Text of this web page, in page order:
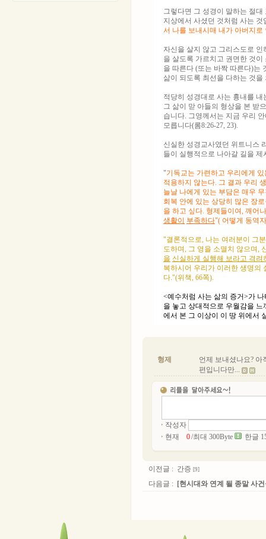
그렇다면 그 성경이 말하는 절
지상에서 사셨던 것처럼 사는
서 나를 보내시매 내가 아버지
자신을 살지 않고 그리스도로
을 살도록 가르치고 권면한 것
을 따른다 (또는 바짝 따른다)는
삶이 되도록 최선을 다하는 것을
적당히 성경대로 사는 흉내를
그 삶이 맏 아들의 형상을 본 받
습니다. 그영께서는 지금 우리
모릅니다(롬8:26-27, 23).
신실한 성경교사였던 위트니스
들이 실행적으로 나아갈 길을 제
"기독교는 가련하고 우리에게
적용하지 않는다. 그 결과 우리
늘날 나에게 있는 부담은 매우
회복 안에 있는 상당히 많은 장
을 하고 싶다. 형제들이여, 깨어
생활이
부족하다"( 어떻게 동역
"결론적으로, 나는 여러분이 그
도하며, 그 영을 소멸치 않으며,
을 신실하게 실행해 보라고 격려
복하시어 우리가 이러한 생명의
다."(위책, 66쪽).
<예수처럼 사는 삶의 증거>가
을 놓고 상대적으로 우월감을
에서 본 그 이상이 이 땅 위에서
형제
언제 보내셨나요? 아
편입니다만...
작성자
현재
/최대 300Byte 한글
이전글 : 간증 [9]
다음글 : [현시대와 연계 될 종말 사